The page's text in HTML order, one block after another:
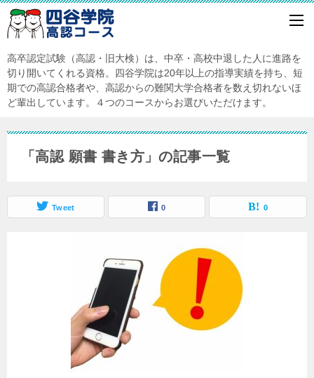
高卒認定試験（高認・旧大検）は、中卒・高校中退した人に進路を
切り開いてくれる資格。四谷学院は20年以上の指導実績を持ち、短
期での高認合格者や、高認からの難関大学合格者を数え切れないほ
ど輩出しています。４つのコースからお選びいただけます。
「高認 願書 書き方」の記事一覧
Tweet 0 0